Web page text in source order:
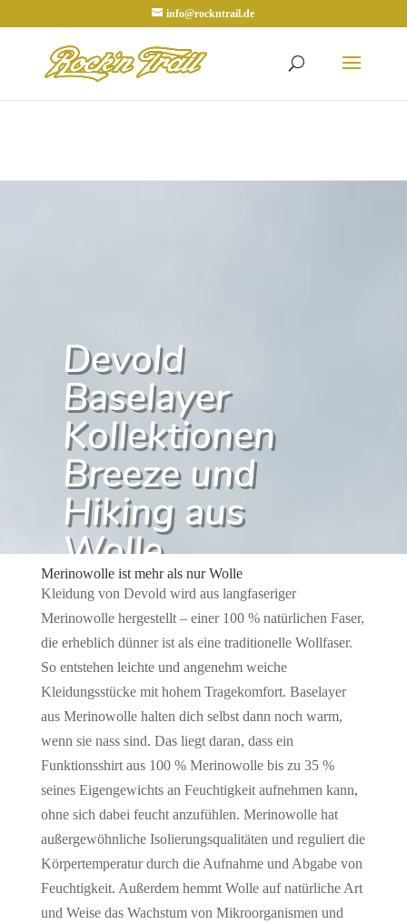
info@rockntrail.de
Devold
Baselayer
Kollektionen
Breeze und
Hiking aus
Wolle
vonRedaktion| 5. Juli 2018|
Ausrüstungs-News,Baselayer
Merinowolle ist mehr als nur Wolle
Kleidung von Devold wird aus langfaseriger
Merinowolle hergestellt – einer 100 % natürlichen Faser,
die erheblich dünner ist als eine traditionelle Wollfaser.
So entstehen leichte und angenehm weiche
Kleidungsstücke mit hohem Tragekomfort. Baselayer
aus Merinowolle halten dich selbst dann noch warm,
wenn sie nass sind. Das liegt daran, dass ein
Funktionsshirt aus 100 % Merinowolle bis zu 35 %
seines Eigengewichts an Feuchtigkeit aufnehmen kann,
ohne sich dabei feucht anzufühlen. Merinowolle hat
außergewöhnliche Isolierungsqualitäten und reguliert die
Körpertemperatur durch die Aufnahme und Abgabe von
Feuchtigkeit. Außerdem hemmt Wolle auf natürliche Art
und Weise das Wachstum von Mikroorganismen und